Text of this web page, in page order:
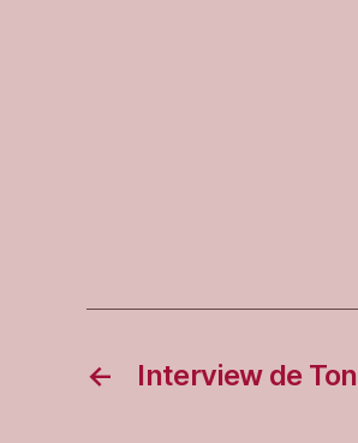
← Interview de